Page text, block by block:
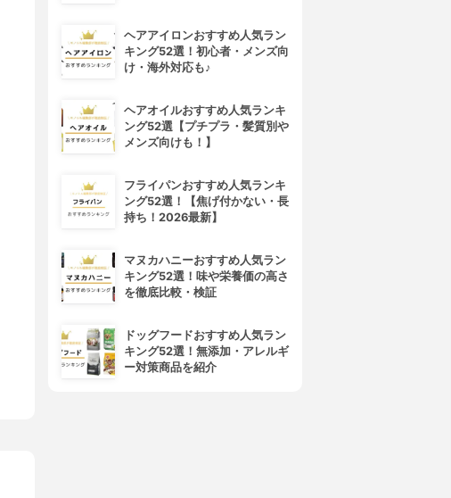
ヘアアイロンおすすめ人気ラン
キング52選！初心者・メンズ向
け・海外対応も♪
ヘアオイルおすすめ人気ランキ
ング52選【プチプラ・髪質別や
メンズ向けも！】
フライパンおすすめ人気ランキ
ング52選！【焦げ付かない・長
持ち！2026最新】
マヌカハニーおすすめ人気ラン
キング52選！味や栄養価の高さ
を徹底比較・検証
ドッグフードおすすめ人気ラン
キング52選！無添加・アレルギ
ー対策商品を紹介